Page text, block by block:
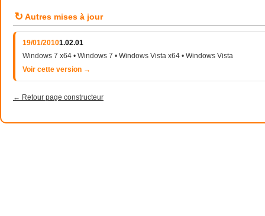
↻ Autres mises à jour
19/01/20101.02.01
Windows 7 x64 • Windows 7 • Windows Vista x64 • Windows Vista
Voir cette version →
← Retour page constructeur